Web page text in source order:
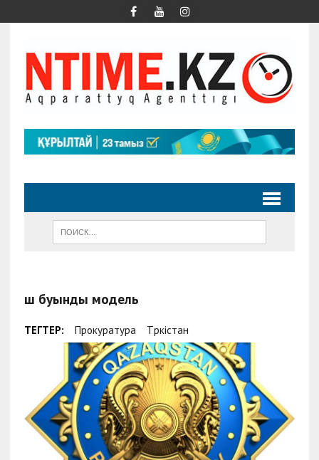
Үш буынды модель
ТЕГТЕР: Прокуратура Түркістан